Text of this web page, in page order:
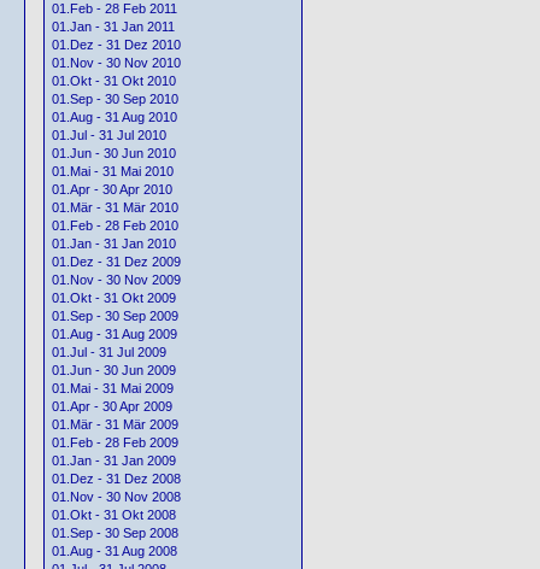
01.Feb - 28 Feb 2011
01.Jan - 31 Jan 2011
01.Dez - 31 Dez 2010
01.Nov - 30 Nov 2010
01.Okt - 31 Okt 2010
01.Sep - 30 Sep 2010
01.Aug - 31 Aug 2010
01.Jul - 31 Jul 2010
01.Jun - 30 Jun 2010
01.Mai - 31 Mai 2010
01.Apr - 30 Apr 2010
01.Mär - 31 Mär 2010
01.Feb - 28 Feb 2010
01.Jan - 31 Jan 2010
01.Dez - 31 Dez 2009
01.Nov - 30 Nov 2009
01.Okt - 31 Okt 2009
01.Sep - 30 Sep 2009
01.Aug - 31 Aug 2009
01.Jul - 31 Jul 2009
01.Jun - 30 Jun 2009
01.Mai - 31 Mai 2009
01.Apr - 30 Apr 2009
01.Mär - 31 Mär 2009
01.Feb - 28 Feb 2009
01.Jan - 31 Jan 2009
01.Dez - 31 Dez 2008
01.Nov - 30 Nov 2008
01.Okt - 31 Okt 2008
01.Sep - 30 Sep 2008
01.Aug - 31 Aug 2008